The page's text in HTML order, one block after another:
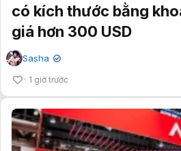
có kích thước bằng
giá hơn 300 USD
Sasha ✔
1 giờ trước